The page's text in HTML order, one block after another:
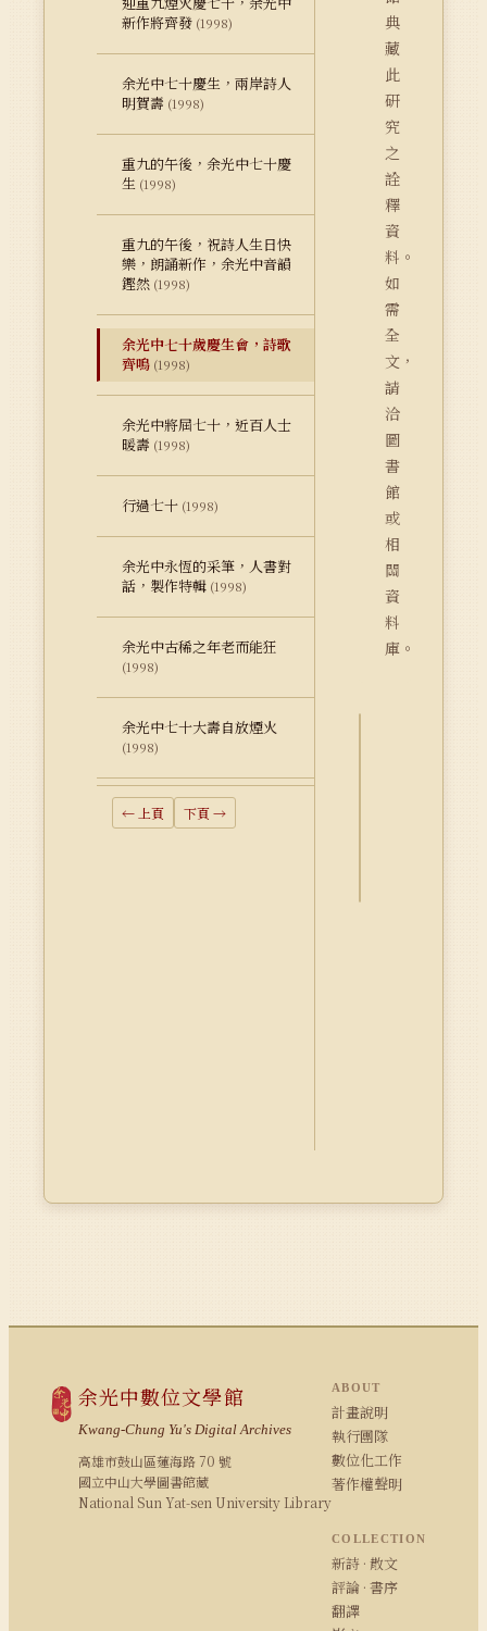
新作將齊發 (1998)
余光中七十慶生，兩岸詩人
明賀壽 (1998)
重九的午後，余光中七十慶
生 (1998)
重九的午後，祝詩人生日快
樂，朗誦新作，余光中音韻
鏗然 (1998)
余光中七十歲慶生會，詩歌
齊鳴 (1998)
余光中將屆七十，近百人士
暖壽 (1998)
行過七十 (1998)
余光中永恆的采筆，人書對
話，製作特輯 (1998)
余光中古稀之年老而能狂
(1998)
余光中七十大壽自放煙火
(1998)
← 上頁 下頁 →
典
藏
此
研
究
之
詮
釋
資
料。
如
需
全
文，
請
洽
圖
書
館
或
相
關
資
料
庫。
余光中數位文學館
Kwang-Chung Yu's Digital Archives
高雄市鼓山區蓮海路 70 號
國立中山大學圖書館藏
National Sun Yat-sen University Library
ABOUT
計畫說明
執行團隊
數位化工作
著作權聲明
COLLECTION
新詩 · 散文
評論 · 書序
翻譯